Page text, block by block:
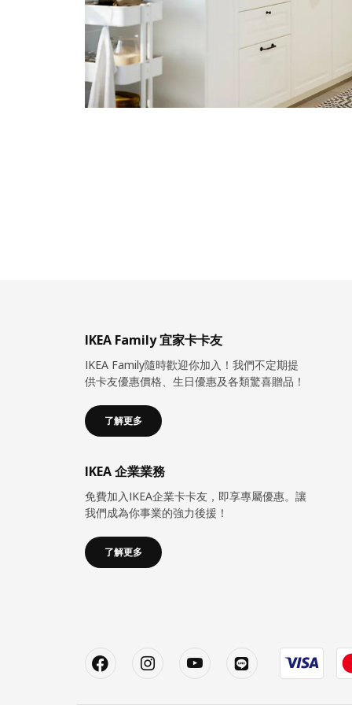
IKEA Family 宜家卡卡友
IKEA Family隨時歡迎你加入！我們不定期提
供卡友優惠價格、生日優惠及各類驚喜贈品！
了解更多
IKEA 企業業務
免費加入IKEA企業卡卡友，即享專屬優惠。讓
我們成為你事業的強力後援！
了解更多